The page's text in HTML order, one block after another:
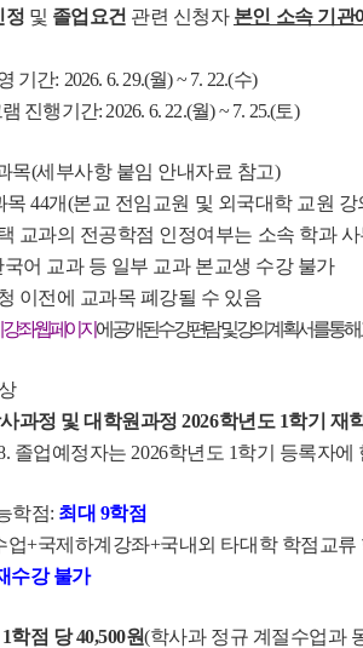
정 및 졸업요건 관련 신청자 본인 소속 기관
기간: 2026. 6. 29.(월) ~ 7. 22.(수)
진행기간: 2026. 6. 22.(월) ~ 7. 25.(토)
목(세부사항 붙임 안내자료 참고)
목 44개(본교 전임교원 및 외국대학 교원 강
교과의 전공학점 인정여부는 소속 학과
어 교과 등 일부 교과 본교생 수강 불가
이전에 교과목 폐강될 수 있음
좌 웹페이지 에 공개된 수강편람 및 강의계획서를 통
과정 및 대학원과정 2026학년도 1학기 재
졸업예정자는 2026학년도 1학기 등록자에
학점: 최대 9학점
+국제하계강좌+국내외 타대학 학점교류
수강 불가
1학점 당 40,500원(학사과 정규 계절수업과